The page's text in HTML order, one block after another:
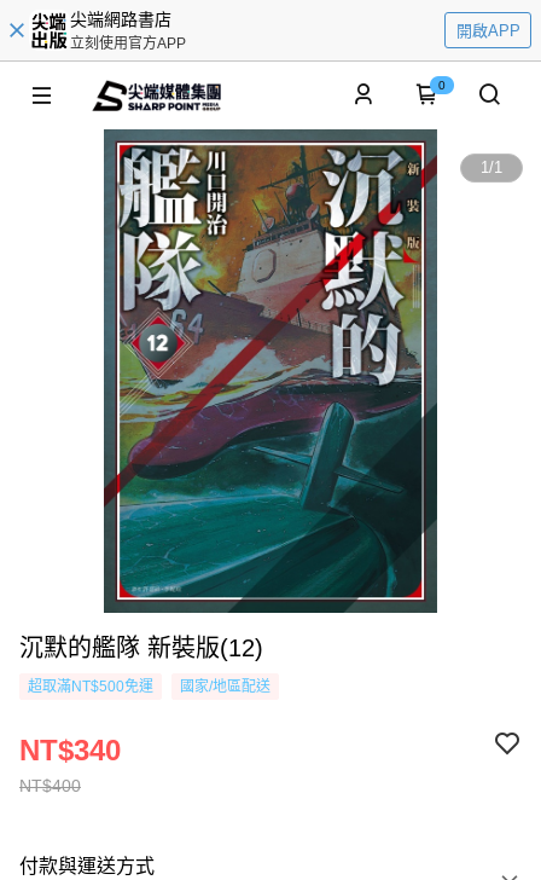
尖端網路書店
立刻使用官方APP
開啟APP
0
1/1
沉默的艦隊 新裝版(12)
超取滿NT$500免運 國家/地區配送
NT$400
NT$340
付款與運送方式